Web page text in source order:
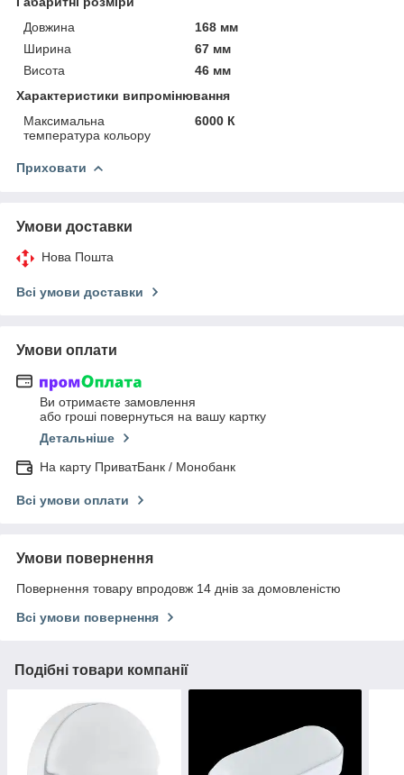
Довжина
168 мм
Ширина
67 мм
Висота
46 мм
Характеристики випромінювання
Максимальна
температура кольору
6000 К
Приховати
Умови доставки
Нова Пошта
Всі умови доставки
Умови оплати
Ви отримаєте замовлення
або гроші повернуться на вашу картку
Детальніше
На карту ПриватБанк / Монобанк
Всі умови оплати
Умови повернення
Повернення товару впродовж 14 днів за домовленістю
Всі умови повернення
Подібні товари компанії